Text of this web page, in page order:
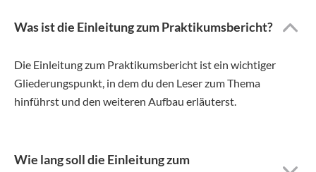
Was ist die Einleitung zum Praktikumsbericht?
Die Einleitung zum Praktikumsbericht ist ein wichtiger
Gliederungspunkt, in dem du den Leser zum Thema
hinführst und den weiteren Aufbau erläuterst.
Wie lang soll die Einleitung zum